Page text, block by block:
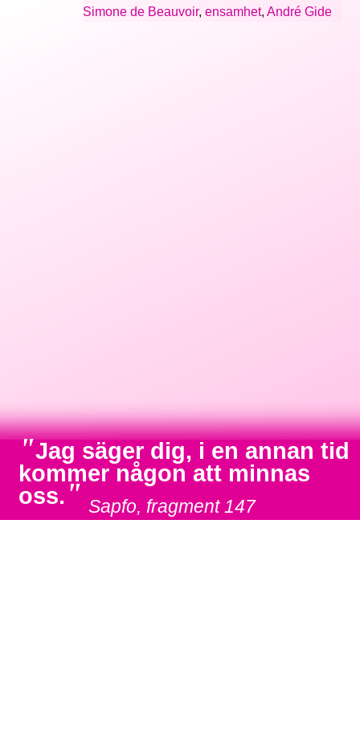
Simone de Beauvoir, ensamhet, André Gide
"Jag säger dig, i en annan tid
kommer någon att minnas
oss." Sapfo, fragment 147